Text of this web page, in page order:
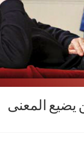
يضيع المعنى